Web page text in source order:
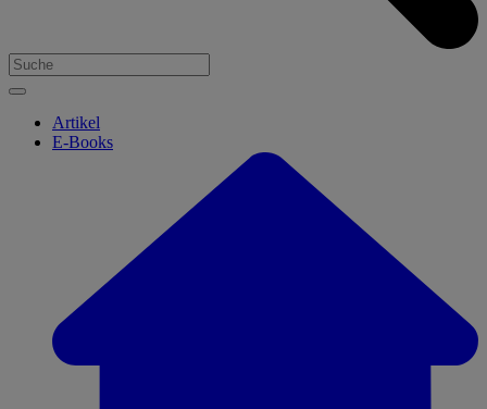
Artikel
E-Books